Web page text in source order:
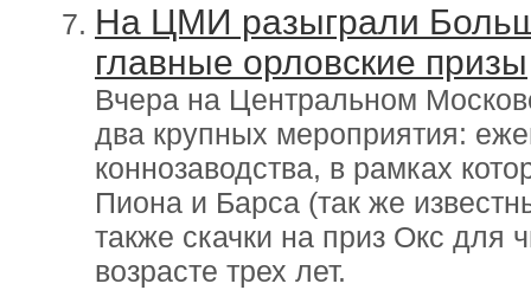
На ЦМИ разыграли
главные орловские призы
Вчера на Центральном
два крупных мероприятия:
коннозаводства, в рамках
Пиона и Барса (так же
также скачки на приз Окс для
возрасте трех лет.